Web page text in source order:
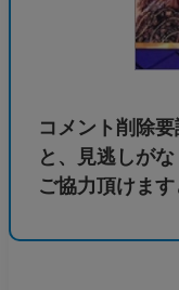
コメント削除要
と、見逃しが
ご協力頂けます